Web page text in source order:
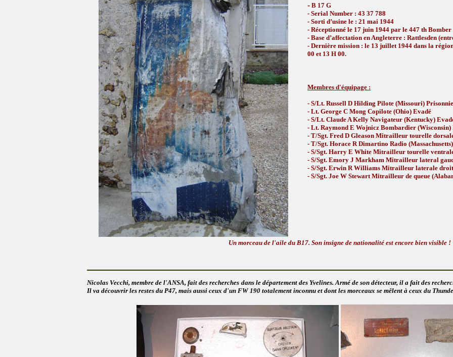
- B 17 G
- Serial Number : 43 37 788
- Sorti d’usine le : 21 mai 1944
- Réceptionné le 17 juin 1944 par le 447 th
- Base d’affectation en Angleterre : Rattlesden
- Dernière mission : le 13 juillet 1944 dans la
00 et 13 H 00.
Membres d'équipage :
- S/Lt. Russell D Hilding Pilote (Missouri)
- Lt. George C Mong Copilote (Ohio) Evadé
- S/Lt. Claude A Kelly Navigateur (Kentucky)
- Lt. Raymond E Wojnicz Bombardier
- T/Sgt. Fred D Gleason Mitrailleur tourelle
- T/Sgt. Horace R Dimartino Radio
- S/Sgt. Harry E White Mitrailleur tourelle
- S/Sgt. Emory J Markham Mitrailleur lateral
- S/Sgt. Erwin R Williams Mitrailleur laterale
- S/Sgt. Joe W Stewart Mitrailleur de queue
Un morceau de l'aile du B17. Son insigne de nationalité est encore bien visible !
Nicolas Vecchi, membre de l'ANSA, fait des recherches dans le département des Yvelines. Armé de son détecteur, il a fait des
Il va découvrir les restes du P47, mais aussi ceux d'un FW 190 totalement inconnu et dont les morceaux se mêlent à ceux du